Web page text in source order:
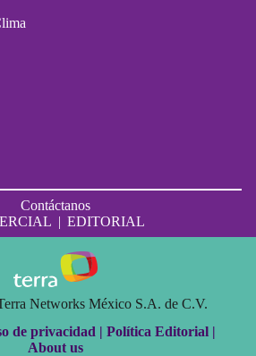
Contáctanos
| EDITORIAL
Networks México S.A. de C.V.
de privacidad | Política Editorial |
About us